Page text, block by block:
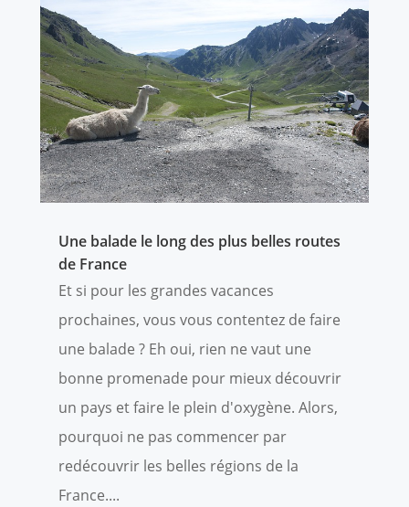
Une balade le long des plus belles routes
de France
Et si pour les grandes vacances
prochaines, vous vous contentez de faire
une balade ? Eh oui, rien ne vaut une
bonne promenade pour mieux découvrir
un pays et faire le plein d'oxygène. Alors,
pourquoi ne pas commencer par
redécouvrir les belles régions de la
France....